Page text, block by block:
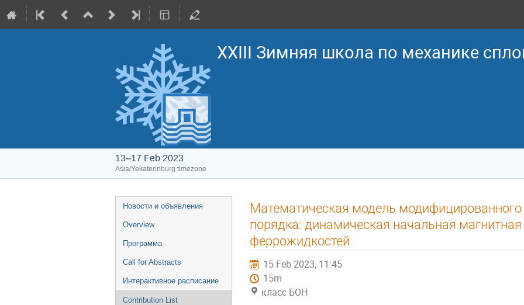
XXIII Зимняя школа по механике
13–17 Feb 2023
Asia/Yekaterinburg timezone
Event
menu
Новости и объявления
Overview
Программа
Call for Abstracts
Интерактивное расписание
Contribution List
Математическая модель модифицированного
порядка: динамическая начальная
феррожидкостей
15 Feb 2023, 11:45
15m
класс БОН